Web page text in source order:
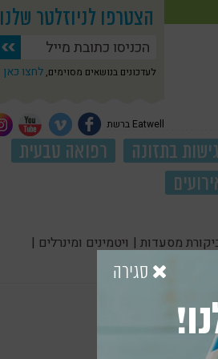
הצטרפו לניוזלטר שלנו
לעדכונים בנושאים מסוימים, לחצו כאן
Eatwell ברשת
גישות בתזונה
רפואה טבעית
מסעדות | ויטמינים ומינרלים |
סגירה